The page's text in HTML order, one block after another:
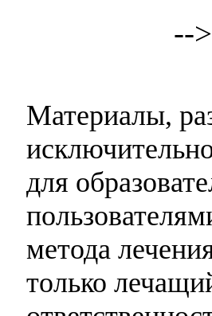
-->
Материалы,
для
метода
только